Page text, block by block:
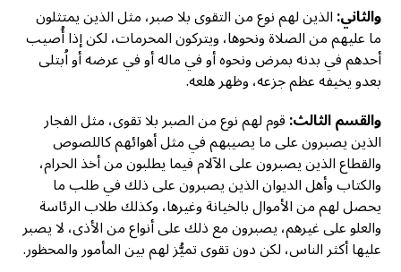
والثاني:الذين لهم نوع من التقوى بلا صبر، مثل الذين يمتثلون
ما عليهم من الصلاة ونحوها، ويتركون المحرمات، لكن إذا أُصيب
أحدهم في بدنه بمرض ونحوه أو في ماله أو في عرضه أو اُبتلى
بعدو يخيفه عظم جزعه، وظهر هلعه.
والقسم الثالث:قوم لهم نوع من الصبر بلا تقوى، مثل الفجار
الذين يصبرون على ما يصيبهم في مثل أهوائهم كاللصوص
والقطاع الذين يصبرون على الآلام فيما يطلبون من أخذ الحرام،
والكتاب وأهل الديوان الذين يصبرون على ذلك في طلب ما
يحصل لهم من الأموال بالخيانة وغيرها، وكذلك طلاب الرئاسة
والعلو على غيرهم، يصبرون مع ذلك على أنواع من الأذى، لا يصبر
عليها أكثر الناس، لكن دون تقوى تميُّز لهم بين المأمور والمحظور.